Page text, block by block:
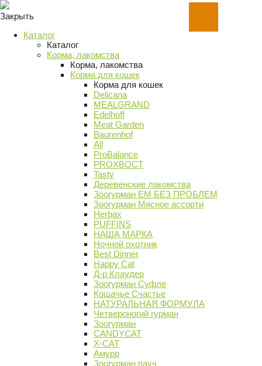
Закрыть
Каталог
Каталог
Корма, лакомства
Корма, лакомства
Корма для кошек
Корма для кошек
Delicana
MEALGRAND
Edelhoff
Meat Garden
Baurenhof
All
ProBalance
PROХВОСТ
Tasty
Деревенские лакомства
Зоогурман ЕМ БЕЗ ПРОБЛЕМ
Зоогурман Мясное ассорти
Herbax
PUFFINS
НАША МАРКА
Ночной охотник
Best Dinner
Happy Cat
Д-р Клаудер
Зоогурман Суфле
Кошачье Счастье
НАТУРАЛЬНАЯ ФОРМУЛА
Четвероногий гурман
Зоогурман
CANDYCAT
X-CAT
Амурр
Зоогурман пауч